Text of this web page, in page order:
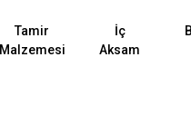
Tamir
Malzemesi
İç
Aksam